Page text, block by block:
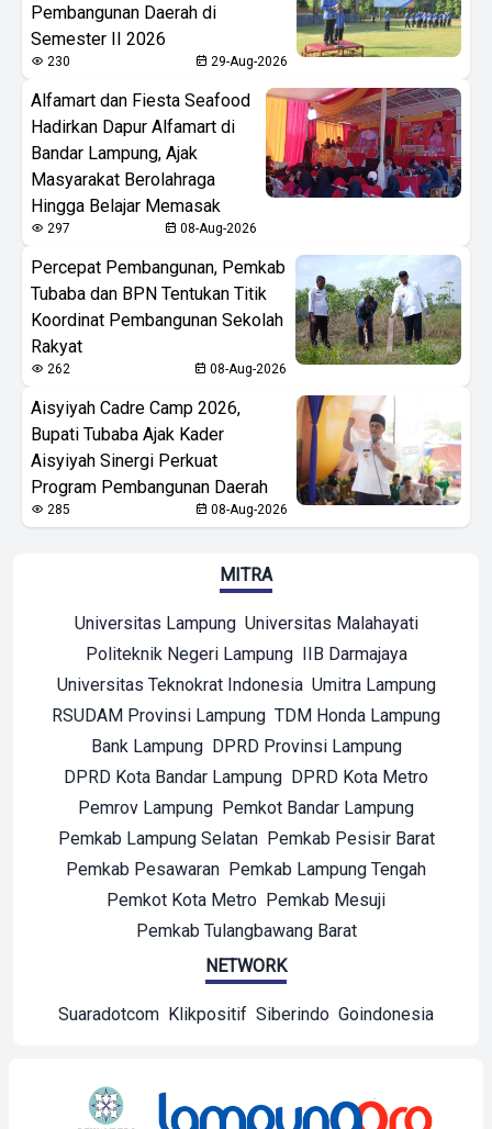
Pembangunan Daerah di
Semester II 2026
230 29-Aug-2026
Alfamart dan Fiesta Seafood
Hadirkan Dapur Alfamart di
Bandar Lampung, Ajak
Masyarakat Berolahraga
Hingga Belajar Memasak
297 08-Aug-2026
Percepat Pembangunan, Pemkab
Tubaba dan BPN Tentukan Titik
Koordinat Pembangunan Sekolah
Rakyat
262 08-Aug-2026
Aisyiyah Cadre Camp 2026,
Bupati Tubaba Ajak Kader
Aisyiyah Sinergi Perkuat
Program Pembangunan Daerah
285 08-Aug-2026
MITRA
Universitas Lampung Universitas Malahayati
Politeknik Negeri Lampung IIB Darmajaya
Universitas Teknokrat Indonesia Umitra Lampung
RSUDAM Provinsi Lampung TDM Honda Lampung
Bank Lampung DPRD Provinsi Lampung
DPRD Kota Bandar Lampung DPRD Kota Metro
Pemrov Lampung Pemkot Bandar Lampung
Pemkab Lampung Selatan Pemkab Pesisir Barat
Pemkab Pesawaran Pemkab Lampung Tengah
Pemkot Kota Metro Pemkab Mesuji
Pemkab Tulangbawang Barat
NETWORK
Suaradotcom Klikpositif Siberindo Goindonesia